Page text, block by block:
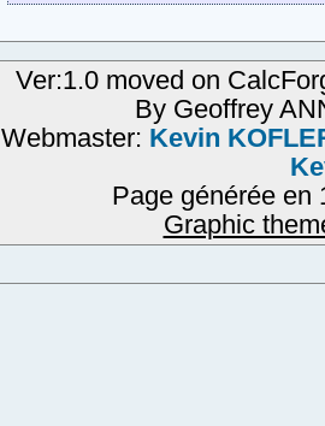
Ver:1.0 moved on
By Geoffrey
Webmaster: Kevin
Page générée en
Graphic